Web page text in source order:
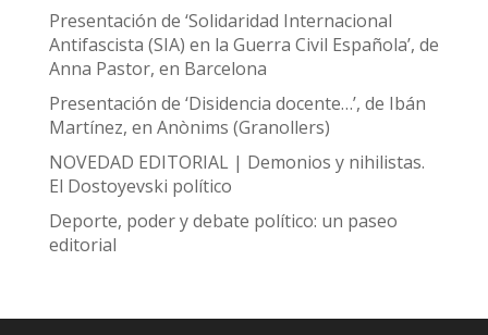
Presentación de ‘Solidaridad Internacional
Antifascista (SIA) en la Guerra Civil Española’, de
Anna Pastor, en Barcelona
Presentación de ‘Disidencia docente…’, de Ibán
Martínez, en Anònims (Granollers)
NOVEDAD EDITORIAL | Demonios y nihilistas.
El Dostoyevski político
Deporte, poder y debate político: un paseo
editorial